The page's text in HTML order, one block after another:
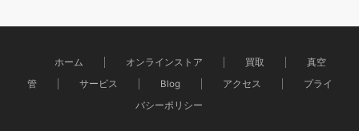
ホーム オンラインストア 買取
真空
管
サービス Blog アクセス
プライ
バシーポリシー